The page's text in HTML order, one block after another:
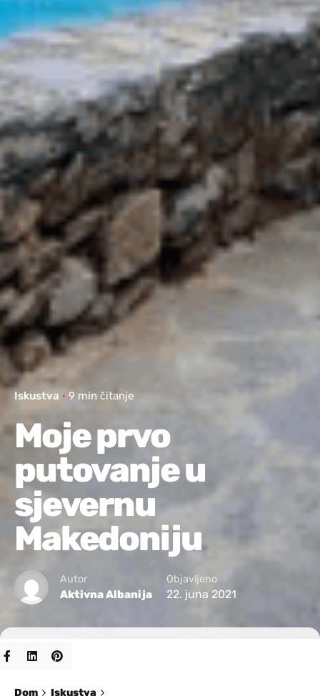
Iskustva 9 min čitanje
Moje prvo
putovanje u
sjevernu
Makedoniju
Autor
Aktivna Albanija
Objavljeno
22. juna 2021
Dom
Iskustva